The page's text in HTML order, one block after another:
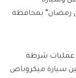
رمضان” بمحافظة
عمليات شرطة
سيارة ميكروباص